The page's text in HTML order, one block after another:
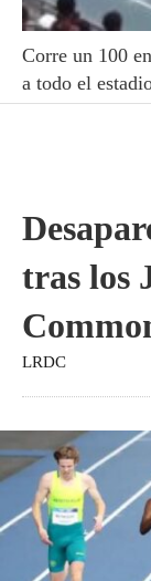
Corre un 100
a todo el